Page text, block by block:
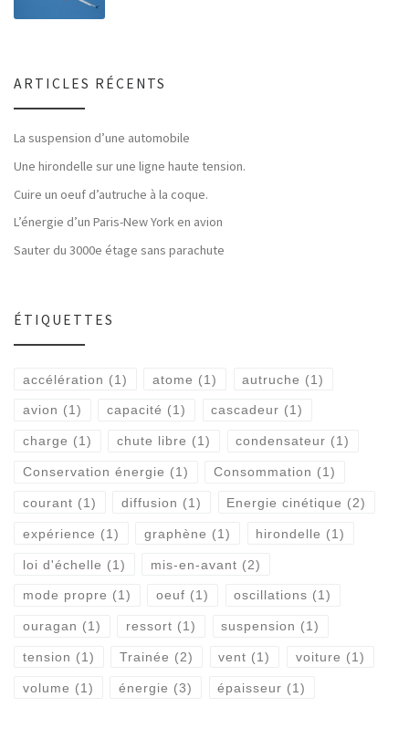
ARTICLES RÉCENTS
La suspension d’une automobile
Une hirondelle sur une ligne haute tension.
Cuire un oeuf d’autruche à la coque.
L’énergie d’un Paris-New York en avion
Sauter du 3000e étage sans parachute
ÉTIQUETTES
accélération (1) atome (1) autruche (1)
avion (1) capacité (1) cascadeur (1)
charge (1) chute libre (1) condensateur (1)
Conservation énergie (1) Consommation (1)
courant (1) diffusion (1) Energie cinétique (2)
expérience (1) graphène (1) hirondelle (1)
loi d'échelle (1) mis-en-avant (2)
mode propre (1) oeuf (1) oscillations (1)
ouragan (1) ressort (1) suspension (1)
tension (1) Trainée (2) vent (1) voiture (1)
volume (1) énergie (3) épaisseur (1)